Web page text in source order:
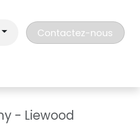
Contactez-nous
- Liewood